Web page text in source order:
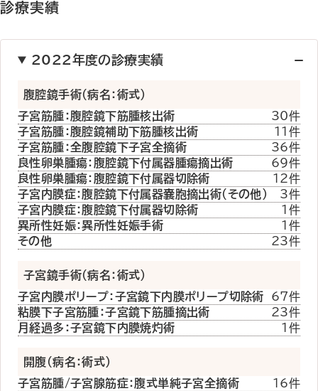
診療実績
2022年度の診療実績
腹腔鏡手術（病名：術式）
子宮筋腫：腹腔鏡下筋腫核出術
30件
子宮筋腫：腹腔鏡補助下筋腫核出術
11件
子宮筋腫：全腹腔鏡下子宮全摘術
36件
良性卵巣腫瘍：腹腔鏡下付属器腫瘍摘出術
69件
良性卵巣腫瘍：腹腔鏡下付属器切除術
12件
子宮内膜症：腹腔鏡下付属器嚢胞摘出術（その他）
3件
子宮内膜症：腹腔鏡下付属器切除術
1件
異所性妊娠：異所性妊娠手術
1件
その他
23件
子宮鏡手術（病名：術式）
子宮内膜ポリープ：子宮鏡下内膜ポリープ切除術
67件
粘膜下子宮筋腫：子宮鏡下筋腫摘出術
23件
月経過多：子宮鏡下内膜焼灼術
1件
開腹（病名：術式）
子宮筋腫/子宮腺筋症：腹式単純子宮全摘術
16件